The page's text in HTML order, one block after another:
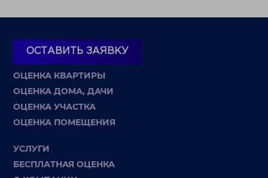
ОСТАВИТЬ ЗАЯВКУ
ОЦЕНКА КВАРТИРЫ
ОЦЕНКА ДОМА, ДАЧИ
ОЦЕНКА УЧАСТКА
ОЦЕНКА ПОМЕЩЕНИЯ
УСЛУГИ
БЕСПЛАТНАЯ ОЦЕНКА